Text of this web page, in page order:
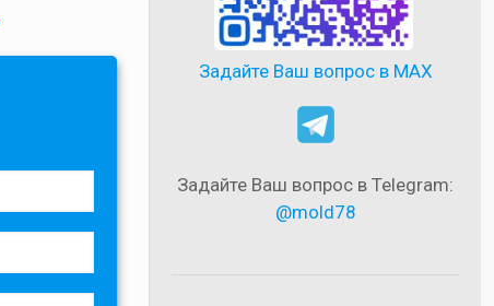
Задайте Ваш вопрос в MAX
Задайте Ваш вопрос в Telegram:
@mold78